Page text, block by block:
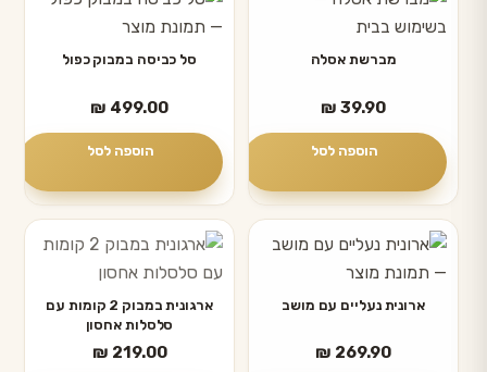
מברשת אסלה
₪ 39.90
הוספה לסל
סל כביסה במבוק כפול
₪ 499.00
הוספה לסל
ארונית נעליים עם מושב
₪ 269.90
ארגונית במבוק 2 קומות עם
סלסלות אחסון
₪ 219.00
למוצר
זה
יש